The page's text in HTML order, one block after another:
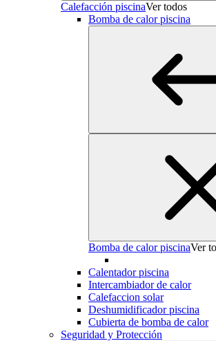
Calefacción piscinaVer todos
Bomba de calor piscina
Bomba de calor piscinaVer
Calentador piscina
Intercambiador de calor
Calefaccion solar
Deshumidificador piscina
Cubierta de bomba de calor
Seguridad y Protección